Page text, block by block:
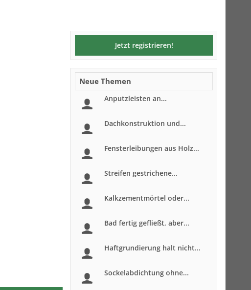
Jetzt registrieren!
Neue Themen
Anputzleisten an...
Dachkonstruktion und...
Fensterleibungen aus Holz...
Streifen gestrichene...
Kalkzementmörtel oder...
Bad fertig gefließt, aber...
Haftgrundierung halt nicht...
Sockelabdichtung ohne...